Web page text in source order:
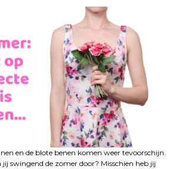
en de blote benen komen weer tevoorschijn.
swingend de zomer door? Misschien heb jij